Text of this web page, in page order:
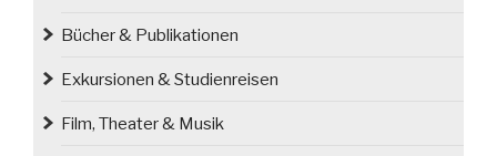
Museum
Fotografie
Görlitz“
Bücher & Publikationen
Exkursionen & Studienreisen
Film, Theater & Musik